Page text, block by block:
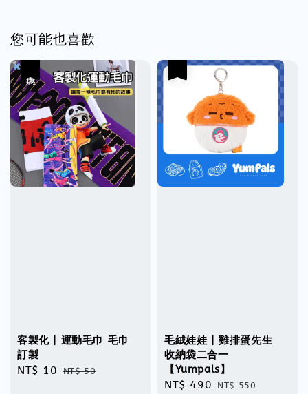
您可能也喜歡
客製化 | 運動毛巾 毛巾
訂製
Sale
NT$ 10 Regular
NT$ 50
毛絨娃娃 | 雞排蛋先生
收納袋二合一
【Yumpals】
Sale
NT$ 490 Regular
NT$ 550